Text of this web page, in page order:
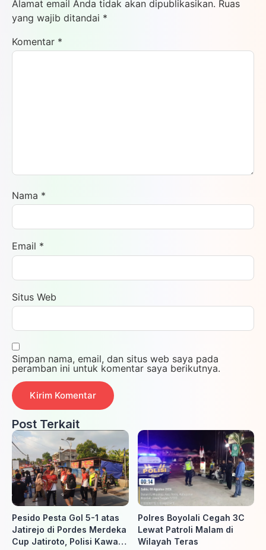
Alamat email Anda tidak akan dipublikasikan. Ruas
yang wajib ditandai *
Komentar *
Nama *
Email *
Situs Web
Simpan nama, email, dan situs web saya pada
peramban ini untuk komentar saya berikutnya.
Post Terkait
Pesido Pesta Gol 5-1 atas
Jatirejo di Pordes Merdeka
Cup Jatiroto, Polisi Kawal
Polres Boyolali Cegah 3C
Lewat Patroli Malam di
Wilayah Teras